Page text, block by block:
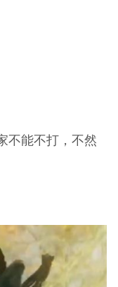
不能不打，不然